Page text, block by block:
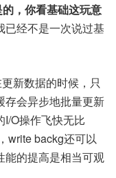
，你看基础这玩意
已经不是一次说过基
新数据的时候，只
存会异步地批量更新
O操作飞快无比
write backg还可以
能的提高是相当可观